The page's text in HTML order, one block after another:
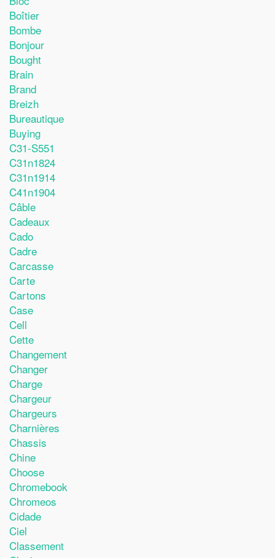
Boîtier
Bombe
Bonjour
Bought
Brain
Brand
Breizh
Bureautique
Buying
C31-S551
C31n1824
C31n1914
C41n1904
Câble
Cadeaux
Cado
Cadre
Carcasse
Carte
Cartons
Case
Cell
Cette
Changement
Changer
Charge
Chargeur
Chargeurs
Charnières
Chassis
Chine
Choose
Chromebook
Chromeos
Cidade
Ciel
Classement